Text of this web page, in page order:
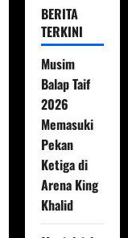
BERITA
TERKINI
Musim
Balap Taif
2026
Memasuki
Pekan
Ketiga di
Arena King
Khalid